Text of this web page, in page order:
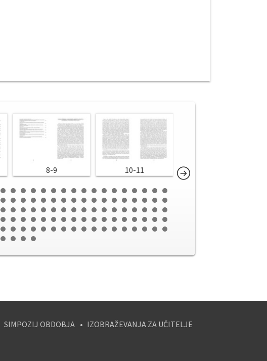
8-9 10-11
SIMPOZIJ OBDOBJA IZOBRAŽEVANJA ZA UČITELJE